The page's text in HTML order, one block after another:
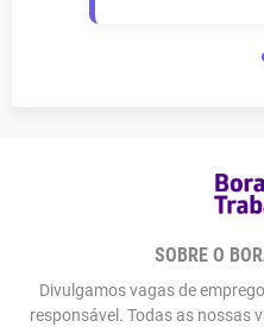
SOBRE O
Divulgamos vagas de
responsável. Todas as nossas